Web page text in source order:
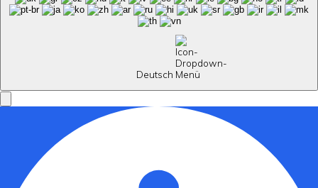
Deutsch